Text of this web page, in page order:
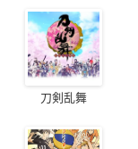
刀剣乱舞